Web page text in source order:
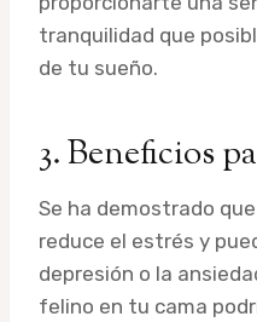
tranquilidad que
de tu sueño.
3. Beneficios
Se ha demostrado
reduce el estrés y
depresión o la
felino en tu cama